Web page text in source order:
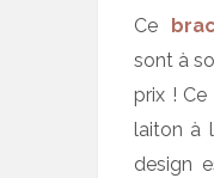
Ce
sont à
prix ! Ce
laiton à
design